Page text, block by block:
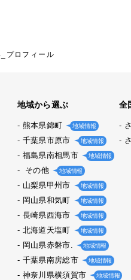
プロフィール
地域から選ぶ
熊本県錦町 地域情報
千葉県市原市 地域情報
福島県南相馬市 地域情報
その他 地域情報
山梨県甲州市 地域情報
岡山県和気町 地域情報
長崎県西海市 地域情報
北海道天塩町 地域情報
岡山県赤磐市. 地域情報
千葉県南房総市 地域情報
神奈川県横須賀市 地域情報
全